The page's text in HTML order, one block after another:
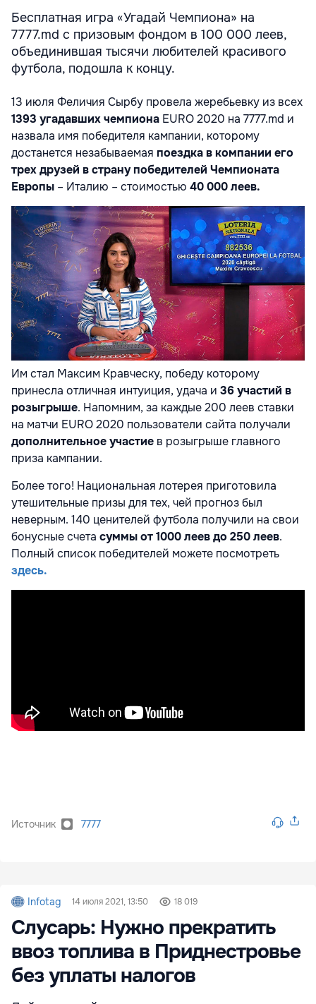
Бесплатная игра «Угадай Чемпиона» на
7777.md с призовым фондом в 100 000 леев,
объединившая тысячи любителей красивого
футбола, подошла к концу.
13 июля Феличия Сырбу провела жеребьевку из всех
1393 угадавших чемпиона EURO 2020 на 7777.md и
назвала имя победителя кампании, которому
достанется незабываемая поездка в компании его
трех друзей в страну победителей Чемпионата
Европы – Италию – стоимостью 40 000 леев.
Им стал Максим Кравческу, победу которому
принесла отличная интуиция, удача и 36 участий в
розыгрыше. Напомним, за каждые 200 леев ставки
на матчи EURO 2020 пользователи сайта получали
дополнительное участие в розыгрыше главного
приза кампании.
Более того! Национальная лотерея приготовила
утешительные призы для тех, чей прогноз был
неверным. 140 ценителей футбола получили на свои
бонусные счета суммы от 1000 леев до 250 леев.
Полный список победителей можете посмотреть
здесь.
Источник 7777
Infotag 14 июля 2021, 13:50 18 019
Слусарь: Нужно прекратить
ввоз топлива в Приднестровье
без уплаты налогов